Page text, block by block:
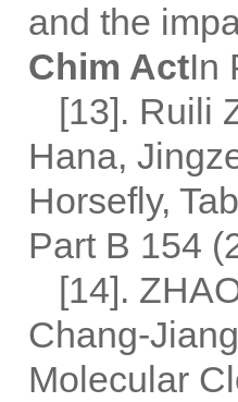
and the
Chim ActIn
[13]. Ruili
Hana,
Horsefly,
Part B 154
[14].
Chang-
Molecular